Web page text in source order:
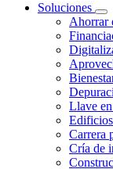
Soluciones
Ahorrar
Llave
Carrera
Cría de